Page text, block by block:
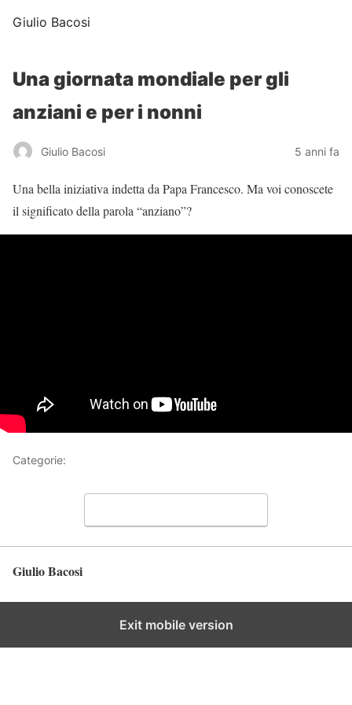
Giulio Bacosi
Una giornata mondiale per gli
anziani e per i nonni
Giulio Bacosi 5 anni fa
Una bella iniziativa indetta da Papa Francesco. Ma voi conoscete
il significato della parola “anziano”?
Categorie:
Giulio Bacosi
Exit mobile version